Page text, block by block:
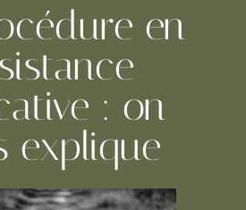
en
: on
explique